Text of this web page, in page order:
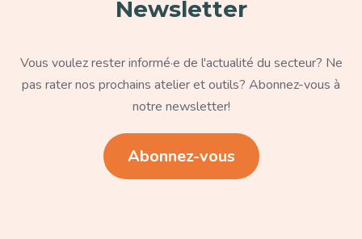
Newsletter
Vous voulez rester informé·e de l'actualité du secteur? Ne
pas rater nos prochains atelier et outils? Abonnez-vous à
notre newsletter!
Abonnez-vous